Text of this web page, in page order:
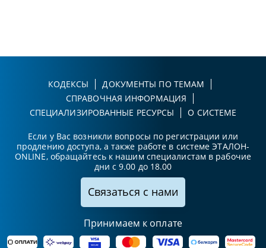
КОДЕКСЫ
ДОКУМЕНТЫ ПО ТЕМАМ
СПРАВОЧНАЯ ИНФОРМАЦИЯ
СПЕЦИАЛИЗИРОВАННЫЕ РЕСУРСЫ
О СИСТЕМЕ
Если у Вас возникли вопросы по регистрации или
продлению доступа, а также работе в системе ЭТАЛОН-
ONLINE, обращайтесь к нашим специалистам в рабочие
дни с 9.00 до 18.00
Связаться с нами
Принимаем к оплате